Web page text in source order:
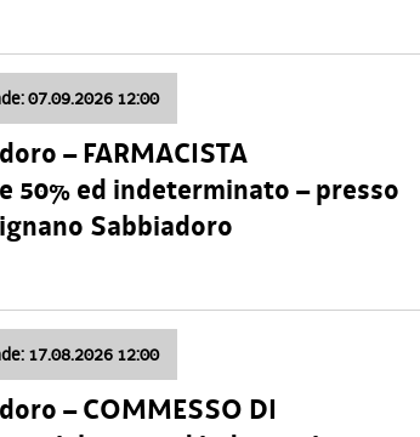
07.09.2026 12:00
– FARMACISTA
50% ed indeterminato – presso
Sabbiadoro
17.08.2026 12:00
– COMMESSO DI